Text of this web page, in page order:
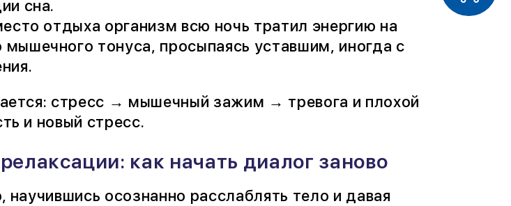
сна.
отдыха организм всю ночь тратил энергию на
тонуса, просыпаясь уставшим, иногда с
стресс → мышечный зажим → тревога и плохой
и новый стресс.
как начать диалог заново
научившись осознанно расслаблять тело и давая